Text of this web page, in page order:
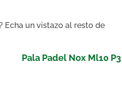
Echa un vistazo al resto de
Pala Padel Nox Ml10 P3